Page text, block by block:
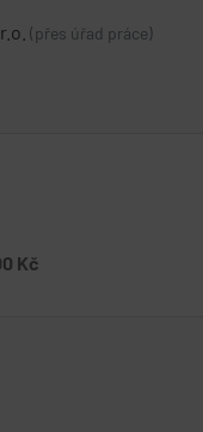
(přes úřad práce)
Kč